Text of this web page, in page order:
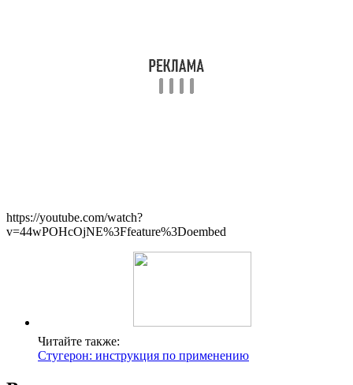
https://youtube.com/watch?
v=44wPOHcOjNE%3Ffeature%3Doembed
Читайте также:
Стугерон: инструкция по применению